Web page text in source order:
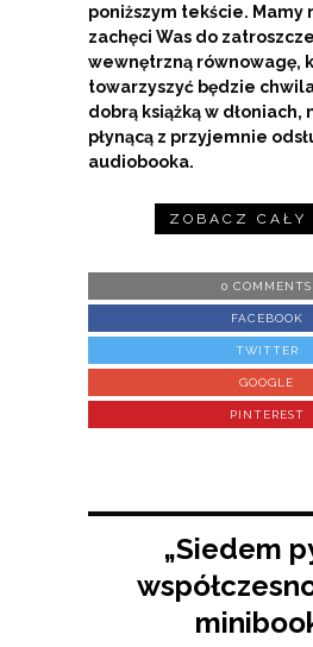
poniższym tekście. Mamy
zachęci Was do
wewnętrzną równowagę,
towarzyszyć będzie
dobrą książką w dłoniach,
płynącą z przyjemnie
audiobooka.
ZOBACZ CAŁY
0 COMMENTS
FACEBOOK
TWITTER
GOOGLE
PINTEREST
„Siedem